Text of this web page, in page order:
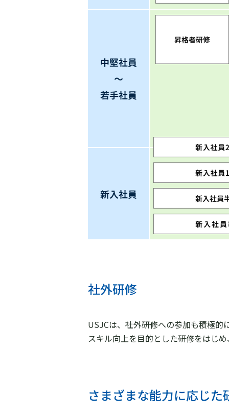
社外研修
USJCは、社外研修への参加も積極的
スキル向上を目的とした研修をはじ
さまざまな能力に応じた